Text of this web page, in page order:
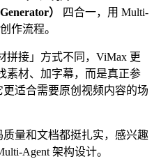
）
四合一，用 Multi-
作流程。
拼接」方式不同，ViMax 更
材、加字幕，而是真正参
适合需要原创视频内容的场
量和文档都挺扎实，感兴趣
Agent 架构设计。